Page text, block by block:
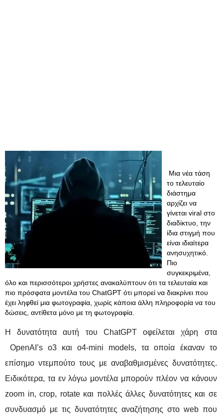
Μια νέα τάση
το τελευταίο
διάστημα
αρχίζει να
γίνεται viral στο
διαδίκτυο, την
ίδια στιγμή που
είναι ιδιαίτερα
ανησυχητικό.
Πιο
συγκεκριμένα,
όλο και περισσότεροι χρήστες ανακαλύπτουν ότι τα τελευταία και
πιο πρόσφατα μοντέλα του ChatGPT ότι μπορεί να διακρίνει που
έχει ληφθεί μια φωτογραφία, χωρίς κάποια άλλη πληροφορία να του
δώσεις, αντίθετα μόνο με τη φωτογραφία.
Η δυνατότητα αυτή του ChatGPT οφείλεται χάρη στα
OpenAI’s o3 και o4-mini models, τα οποία έκαναν το
επίσημο ντεμπούτο τους με αναβαθμισμένες δυνατότητες.
Ειδικότερα, τα εν λόγω μοντέλα μπορούν πλέον να κάνουν
zoom in, crop, rotate και πολλές άλλες δυνατότητες και σε
συνδυασμό με τις δυνατότητες αναζήτησης στο web που